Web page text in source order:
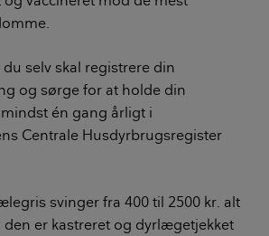
selv skal registrere din
og sørge for at holde din
én gang årligt i
Centrale Husdyrbrugsregister
svinger fra 400 til 2500 kr. alt
den er kastreret og dyrlægetjekket